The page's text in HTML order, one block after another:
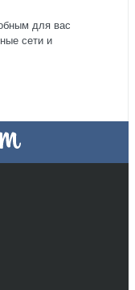
для вас
сети и